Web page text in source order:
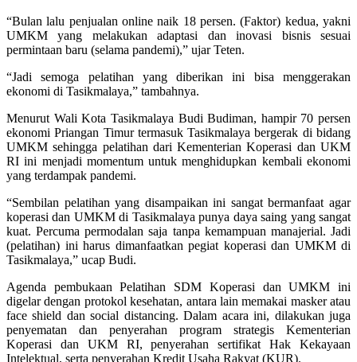
“Bulan lalu penjualan online naik 18 persen. (Faktor) kedua, yakni
UMKM yang melakukan adaptasi dan inovasi bisnis sesuai
permintaan baru (selama pandemi),” ujar Teten.
“Jadi semoga pelatihan yang diberikan ini bisa menggerakan
ekonomi di Tasikmalaya,” tambahnya.
Menurut Wali Kota Tasikmalaya Budi Budiman, hampir 70 persen
ekonomi Priangan Timur termasuk Tasikmalaya bergerak di bidang
UMKM sehingga pelatihan dari Kementerian Koperasi dan UKM
RI ini menjadi momentum untuk menghidupkan kembali ekonomi
yang terdampak pandemi.
“Sembilan pelatihan yang disampaikan ini sangat bermanfaat agar
koperasi dan UMKM di Tasikmalaya punya daya saing yang sangat
kuat. Percuma permodalan saja tanpa kemampuan manajerial. Jadi
(pelatihan) ini harus dimanfaatkan pegiat koperasi dan UMKM di
Tasikmalaya,” ucap Budi.
Agenda pembukaan Pelatihan SDM Koperasi dan UMKM ini
digelar dengan protokol kesehatan, antara lain memakai masker atau
face shield dan social distancing. Dalam acara ini, dilakukan juga
penyematan dan penyerahan program strategis Kementerian
Koperasi dan UKM RI, penyerahan sertifikat Hak Kekayaan
Intelektual, serta penyerahan Kredit Usaha Rakyat (KUR).